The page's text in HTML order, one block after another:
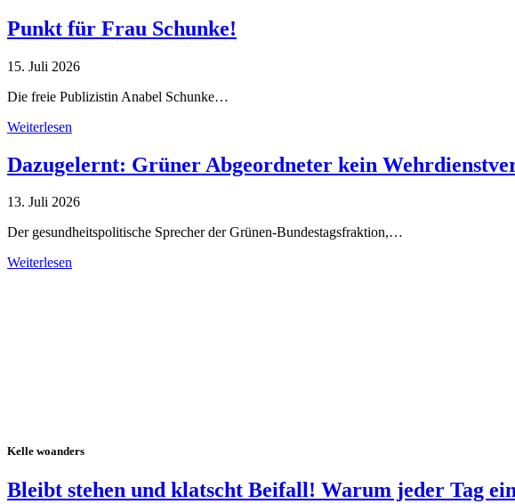
Punkt für Frau Schunke!
15. Juli 2026
Die freie Publizistin Anabel Schunke…
Weiterlesen
Dazugelernt: Grüner Abgeordneter kein
13. Juli 2026
Der gesundheitspolitische Sprecher der Grünen-Bundestagsfraktion,…
Weiterlesen
Kelle woanders
Bleibt stehen und klatscht Beifall! Warum jeder Tag